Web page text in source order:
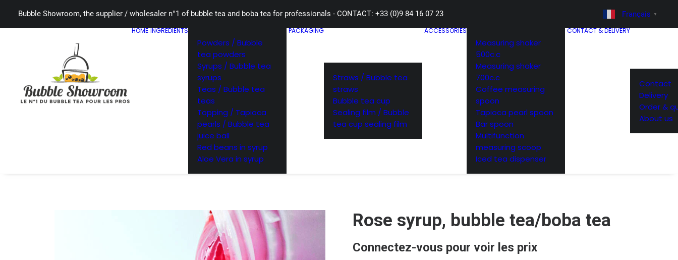
Bubble Showroom, the supplier / wholesaler n°1 of bubble tea and boba tea for professionals - CONTACT: +33 (0)9 84 16 07 23 Français ▼
HOME INGREDIENTS
Powders / Bubble
tea powders
Syrups / Bubble tea
syrups
Teas / Bubble tea
teas
Topping / Tapioca
pearls / Bubble tea
juice ball
Red beans in syrup
Aloe Vera in syrup
PACKAGING
Straws / Bubble tea
straws
Bubble tea cup
Sealing film / Bubble
tea cup sealing film
ACCESSORIES
Measuring shaker
500c.c
Measuring shaker
700c.c
Coffee measuring
spoon
Tapioca pearl spoon
Bar spoon
Multifunction
measuring scoop
Iced tea dispenser
CONTACT & DELIVERY
Contact
Delivery
Order &
About us
Rose syrup, bubble tea/boba tea
Connectez-vous pour voir les prix